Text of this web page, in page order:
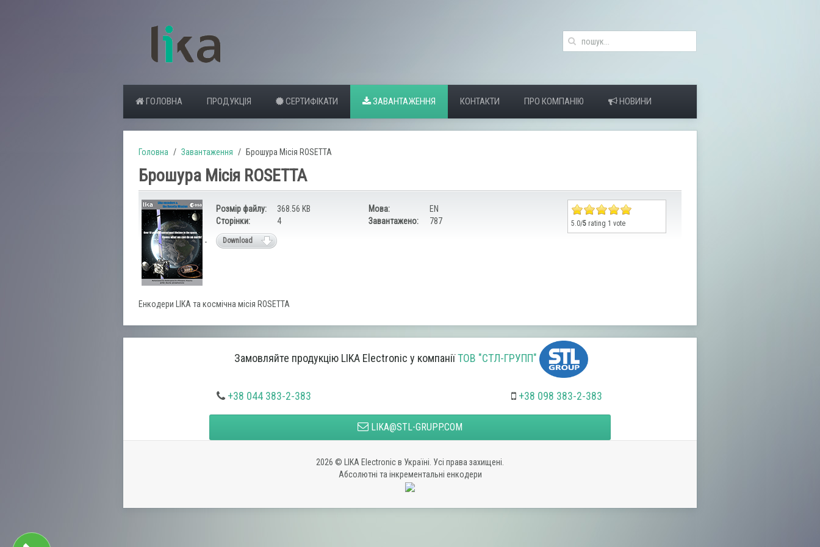
ГОЛОВНА ПРОДУКЦІЯ СЕРТИФІКАТИ ЗАВАНТАЖЕННЯ КОНТАКТИ ПРО КОМПАНІЮ НОВИНИ
Головна Завантаження Брошура Місія ROSETTA
Брошура Місія ROSETTA
-
5.0/5 rating 1 vote
Розмір файлу: 368.56 KB Мова:
EN
Сторінки:
4 Завантажено: 787
Download
Енкодери LIKA та космічна місія ROSETTA
Замовляйте продукцію LIKA Electronic у компаніїТОВ "СТЛ-ГРУПП"
+38 044 383-2-383 +38 098 383-2-383
LIKA@STL-GRUPP.COM
2026 © LIKA Electronic в Україні. Усі права захищені.
Абсолютні та інкрементальні енкодери